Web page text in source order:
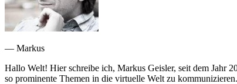
— Markus
Hallo Welt! Hier schreibe ich, Markus Geisler, seit dem Jahr
so prominente Themen in die virtuelle Welt zu kommunizieren.